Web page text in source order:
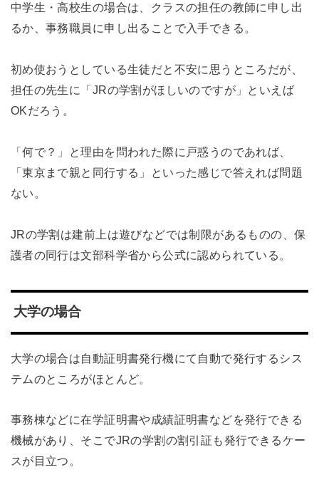
中学生・高校生の場合は、クラスの担任の教師に申し出
るか、事務職員に申し出ることで入手できる。
初め使おうとしている生徒だと不安に思うところだが、
担任の先生に「JRの学割がほしいのですが」といえば
OKだろう。
「何で？」と理由を問われた際に戸惑うのであれば、
「東京まで親と同行する」といった感じで答えれば問題
ない。
JRの学割は建前上は遊びなどでは制限があるものの、保
護者の同行は文部科学省から公式に認められている。
大学の場合
大学の場合は自動証明書発行機にて自動で発行するシス
テムのところがほとんど。
事務棟などに在学証明書や成績証明書などを発行できる
機械があり、そこでJRの学割の割引証も発行できるケー
スが目立つ。